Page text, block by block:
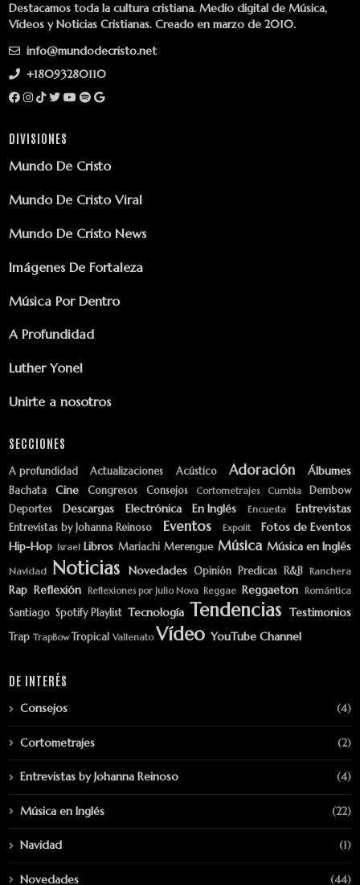
Destacamos toda la cultura cristiana. Medio digital de Música,
Vídeos y Noticias Cristianas. Creado en marzo de 2010.
info@mundodecristo.net
+18093280110
DIVISIONES
Mundo De Cristo
Mundo De Cristo Viral
Mundo De Cristo News
Imágenes De Fortaleza
Música Por Dentro
A Profundidad
Luther Yonel
Unirte a nosotros
SECCIONES
A profundidad Actualizaciones Acústico Adoración Álbumes
Bachata Cine Congresos Consejos Cortometrajes Cumbia
Dembow
Deportes
Descargas Electrónica En Inglés Encuesta Entrevistas
Entrevistas by Johanna Reinoso Eventos Expolit
Fotos de Eventos
Hip-Hop Israel Libros Mariachi Merengue Música Música en Inglés
Navidad Noticias Novedades Opinión Predicas R&B Ranchera
Rap Reflexión Reflexiones por Julio Nova Reggae Reggaeton Romántica
Santiago Spotify Playlist Tecnología Tendencias Testimonios
Trap TrapBow Tropical Vallenato Vídeo YouTube Channel
DE INTERÉS
Consejos (4)
Cortometrajes (2)
Entrevistas by Johanna Reinoso (4)
Música en Inglés (22)
Navidad (1)
Novedades (44)